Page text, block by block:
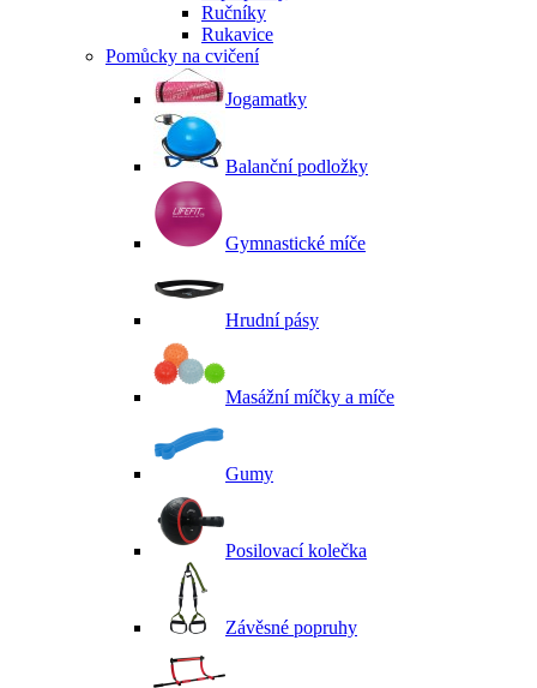
Ručníky
Rukavice
Pomůcky na cvičení
Jogamatky
Balanční podložky
Gymnastické míče
Hrudní pásy
Masážní míčky a míče
Gumy
Posilovací kolečka
Závěsné popruhy